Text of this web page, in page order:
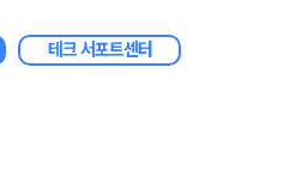
테크 서포트센터